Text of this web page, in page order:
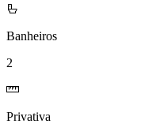
Banheiros
2
Privativa